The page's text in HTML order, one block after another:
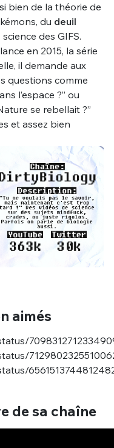
bien de la théorie de
du deuil
des GIFS.
en 2015, la série
il demande aux
questions comme
l’espace ?” ou
se rebellait ?”
et assez bien
aimés
de sa chaîne